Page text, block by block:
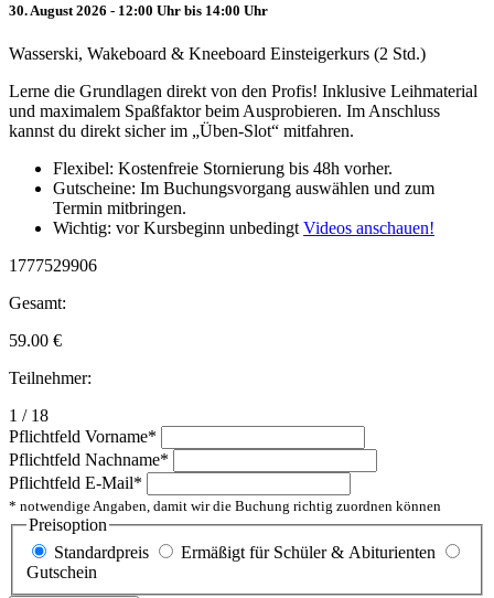
30. August 2026 - 12:00 Uhr bis 14:00 Uhr
Wasserski, Wakeboard & Kneeboard Einsteigerkurs (2 Std.)
Lerne die Grundlagen direkt von den Profis! Inklusive Leihmaterial
und maximalem Spaßfaktor beim Ausprobieren. Im Anschluss
kannst du direkt sicher im „Üben-Slot“ mitfahren.
Flexibel: Kostenfreie Stornierung bis 48h vorher.
Gutscheine: Im Buchungsvorgang auswählen und zum
Termin mitbringen.
Wichtig: vor Kursbeginn unbedingt Videos anschauen!
1777529906
Gesamt:
59.00 €
Teilnehmer:
1 / 18
Pflichtfeld Vorname*
Pflichtfeld Nachname*
Pflichtfeld E-Mail*
* notwendige Angaben, damit wir die Buchung richtig zuordnen können
Preisoption
Standardpreis
Ermäßigt für Schüler & Abiturienten
Gutschein